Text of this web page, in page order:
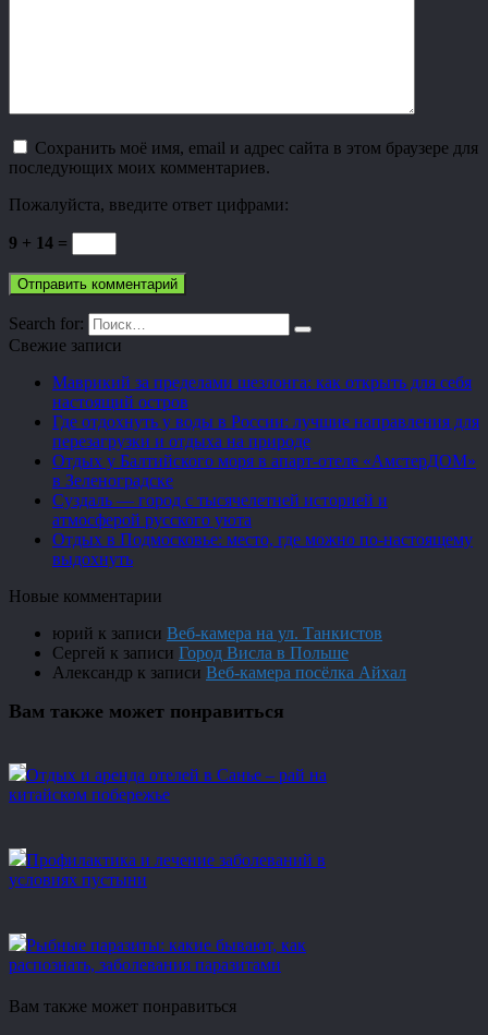
Сохранить моё имя, email и адрес сайта в этом браузере для
последующих моих комментариев.
Пожалуйста, введите ответ цифрами:
9 + 14 =
Search for:
Свежие записи
Маврикий за пределами шезлонга: как открыть для себя
настоящий остров
Где отдохнуть у воды в России: лучшие направления для
перезагрузки и отдыха на природе
Отдых у Балтийского моря в апарт-отеле «АмстерДОМ»
в Зеленоградске
Суздаль — город с тысячелетней историей и
атмосферой русского уюта
Отдых в Подмосковье: место, где можно по-настоящему
выдохнуть
Новые комментарии
юрий к записи Веб-камера на ул. Танкистов
Сергей к записи Город Висла в Польше
Александр к записи Веб-камера посёлка Айхал
Вам также может понравиться
Отдых и аренда отелей в Санье – рай на
китайском побережье
Профилактика и лечение заболеваний в
условиях пустыни
Рыбные паразиты: какие бывают, как
распознать, заболевания паразитами
Вам также может понравиться